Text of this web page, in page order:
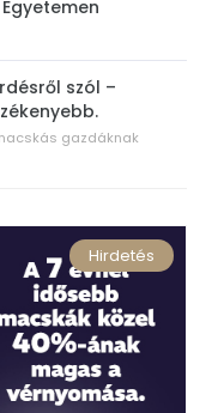
szól –
gazdáknak
Hirdetés